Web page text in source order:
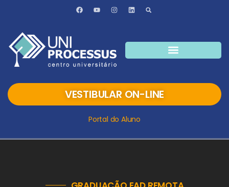
VESTIBULAR ON-LINE
Portal do Aluno